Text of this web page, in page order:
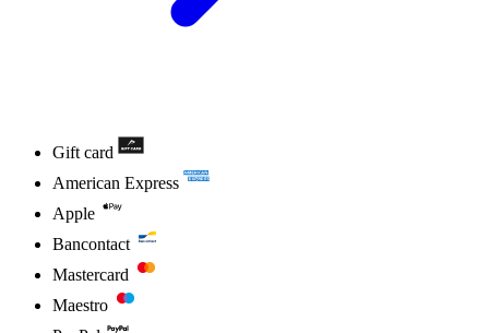
Gift card
American Express
Apple
Bancontact
Mastercard
Maestro